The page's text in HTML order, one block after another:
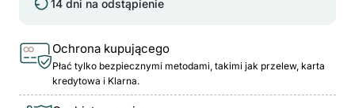
14 dni na odstąpienie
Ochrona kupującego
Płać tylko bezpiecznymi metodami, takimi jak przelew, karta
kredytowa i Klarna.